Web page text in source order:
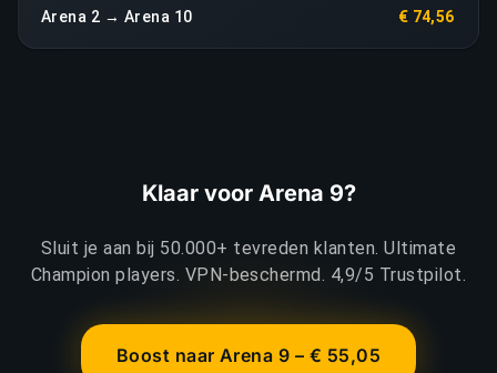
Arena 2 → Arena 10 € 74,56
Klaar voor Arena 9?
Sluit je aan bij 50.000+ tevreden klanten. Ultimate
Champion players. VPN-beschermd. 4,9/5 Trustpilot.
Boost naar Arena 9 – € 55,05